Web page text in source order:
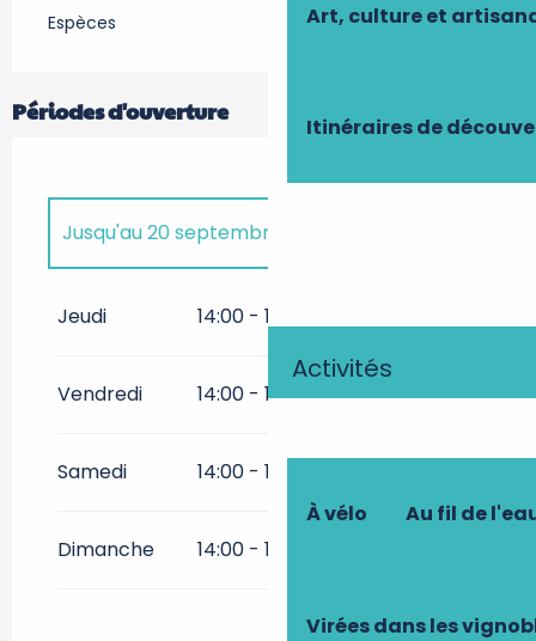
Art, culture et
Itinéraires de
Activités
À vélo Au fil de
Virées dans les
Espèces
Périodes d'ouverture
9 avril 2026 au3 mai 2026
Jusqu'au20 septembre 2026
au1
novembre 2026
Jeudi 14:00 - 18:00
Vendredi 14:00 - 18:00
Samedi 14:00 - 18:00
Dimanche 14:00 - 18:00